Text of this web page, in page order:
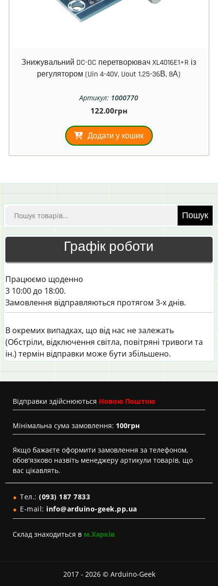
Знижувальний DC-DC перетворювач XL4016E1+R із
регулятором (Uin 4-40V, Uout 1.25-36В, 8А)
Артикул: 1000770
122.00грн
Додати у кошик
Шукати: Пошук
Графік роботи
Працюємо щоденно
3 10:00 до 18:00.
Замовлення відправляються протягом 3-х днів.
В окремих випадках, що від нас не залежать
(Обстріли, відключення світла, повітряні тривоги та
ін.) термін відправки може бути збільшено.
Вiдправки здійснюються Новою Поштою
Мінімальна сума замовлення: 100грн
Якщо бажаєте оформити замовлення за телефоном,
обов'язково назвіть менеджеру артикули товарів, що
вас цікавлять.
Тел.: (093) 187 7833
E-mail: info@arduino-geek.pp.ua
Склад знаходиться в м.Харків
2017 - 2026 © Arduino-Geek